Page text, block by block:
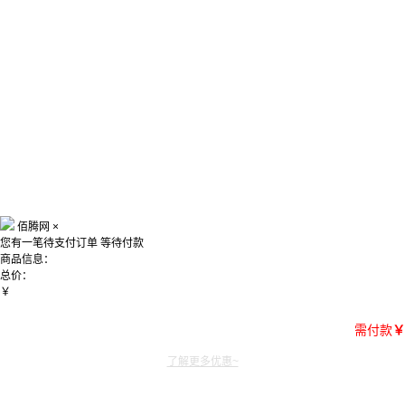
佰腾网 ×
您有一笔待支付订单 等待付款
商品信息：
总价：
￥
需付款￥
了解更多优惠~